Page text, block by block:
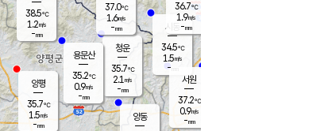
청운
35.7℃
2.1 m/s
-mm
37.0℃
1.6m/s
-mm
양동
38.5℃
1.2m/s
-mm
시동
34.5℃
1.5m/s
- mm
서원
37.2℃
0.9m/s
-mm
용문산
35.2℃
0.9m/s
-mm
36.7℃
1.9m/s
-mm
양평
35.7℃
1.5m/s
-mm